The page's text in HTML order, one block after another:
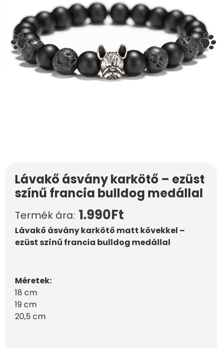
Lávakő ásvány karkötő – ezüst
színű francia bulldog medállal
Termék ára: 1.990Ft
Lávakő ásvány karkötő matt kövekkel –
ezüst színű francia bulldog medállal
Méretek:
18 cm
19 cm
20,5 cm